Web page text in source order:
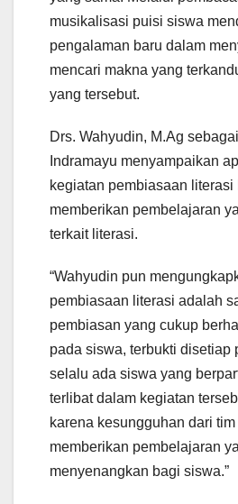
musikalisasi puisi siswa
pengalaman baru dalam
mencari makna yang
yang tersebut.
Drs. Wahyudin, M.Ag
Indramayu menyampaikan
kegiatan pembiasaan literasi
memberikan pembelajaran
terkait literasi.
“Wahyudin pun
pembiasaan literasi adalah
pembiasan yang cukup
pada siswa, terbukti disetiap
selalu ada siswa yang
terlibat dalam kegiatan
karena kesungguhan dari
memberikan pembelajaran
menyenangkan bagi siswa.”